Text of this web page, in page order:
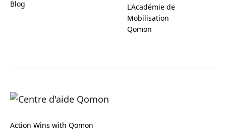
Blog
L'Académie de
Mobilisation
Qomon
Action Wins with Qomon